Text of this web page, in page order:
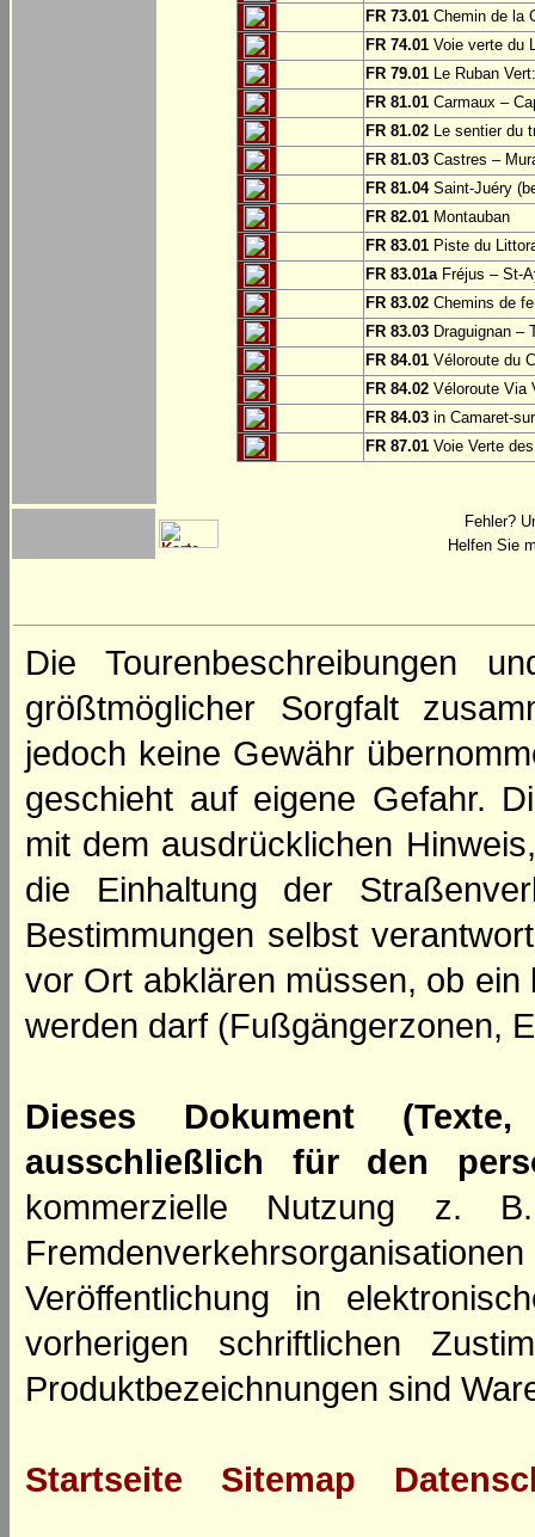
FR 73.01 Chemin de la
FR 74.01 Voie verte du
FR 79.01 Le Ruban
FR 81.01 Carmaux –
FR 81.02 Le sentier du
FR 81.03 Castres –
FR 81.04Saint-Juéry
FR 82.01 Montauban
FR 83.01 Piste du
FR 83.01aFréjus – St-
FR 83.02 Chemins de
FR 83.03 Draguignan –
FR 84.01 Véloroute du
FR 84.02 Véloroute Via
FR 84.03 in Camaret-
FR 87.01 Voie Verte
Fehler?
Helfen Sie
Die Tourenbeschreibungen
größtmöglicher Sorgfalt
jedoch keine Gewähr
geschieht auf eigene Gefahr.
mit dem ausdrücklichen
die Einhaltung der
Bestimmungen selbst
vor Ort abklären müssen, ob
werden darf (Fußgängerzonen,
Dieses Dokument
ausschließlich für den
kommerzielle Nutzung z.
Veröffentlichung in
vorherigen schriftlichen
Produktbezeichnungen sind
Startseite Sitemap